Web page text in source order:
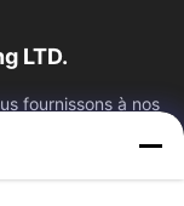
LTD.
fournissons à nos
levage et de